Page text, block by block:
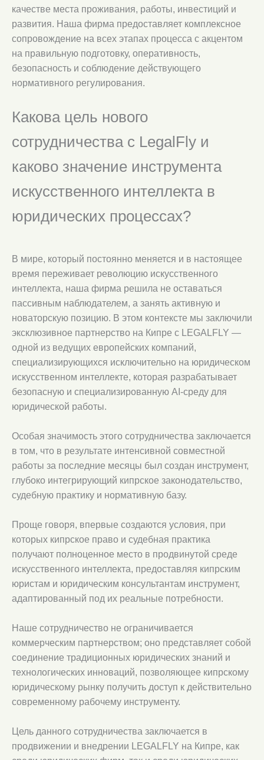
качестве места проживания, работы, инвестиций и
развития. Наша фирма предоставляет комплексное
сопровождение на всех этапах процесса с акцентом
на правильную подготовку, оперативность,
безопасность и соблюдение действующего
нормативного регулирования.
Какова цель нового
сотрудничества с LegalFly и
каково значение инструмента
искусственного интеллекта в
юридических процессах?
В мире, который постоянно меняется и в настоящее
время переживает революцию искусственного
интеллекта, наша фирма решила не оставаться
пассивным наблюдателем, а занять активную и
новаторскую позицию. В этом контексте мы заключили
эксклюзивное партнерство на Кипре с LEGALFLY —
одной из ведущих европейских компаний,
специализирующихся исключительно на юридическом
искусственном интеллекте, которая разрабатывает
безопасную и специализированную AI-среду для
юридической работы.
Особая значимость этого сотрудничества заключается
в том, что в результате интенсивной совместной
работы за последние месяцы был создан инструмент,
глубоко интегрирующий кипрское законодательство,
судебную практику и нормативную базу.
Проще говоря, впервые создаются условия, при
которых кипрское право и судебная практика
получают полноценное место в продвинутой среде
искусственного интеллекта, предоставляя кипрским
юристам и юридическим консультантам инструмент,
адаптированный под их реальные потребности.
Наше сотрудничество не ограничивается
коммерческим партнерством; оно представляет собой
соединение традиционных юридических знаний и
технологических инноваций, позволяющее кипрскому
юридическому рынку получить доступ к действительно
современному рабочему инструменту.
Цель данного сотрудничества заключается в
продвижении и внедрении LEGALFLY на Кипре, как